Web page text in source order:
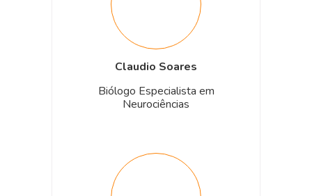
Claudio Soares
Biólogo Especialista em
Neurociências